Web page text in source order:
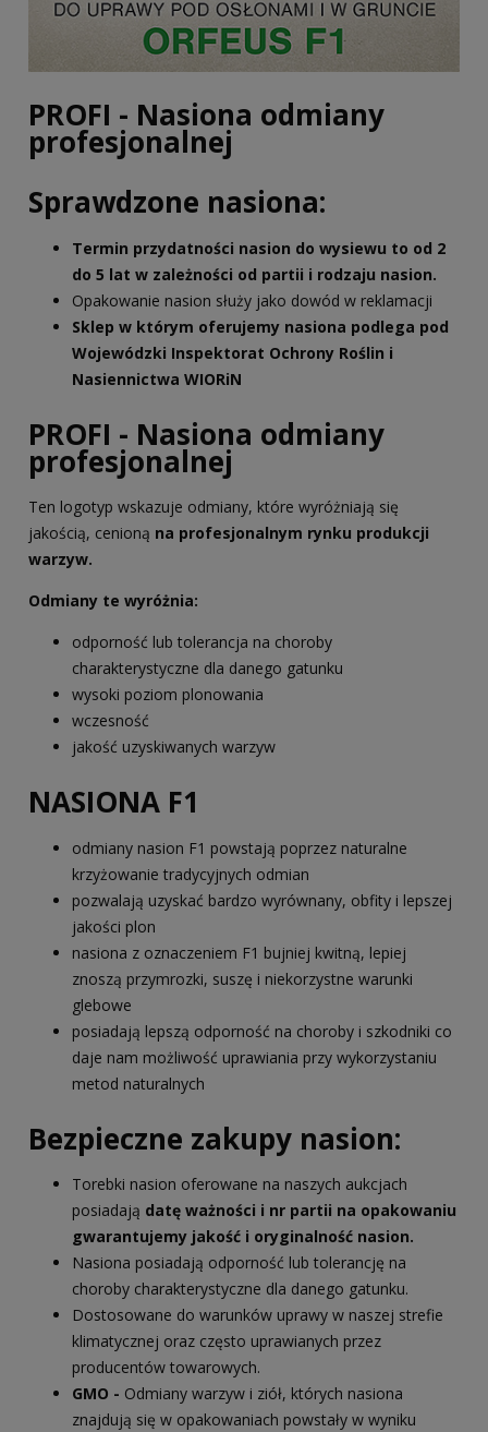
PROFI - Nasiona odmiany
profesjonalnej
Sprawdzone nasiona:
Termin przydatności nasion do wysiewu to od 2
do 5 lat w zależności od partii i rodzaju nasion.
Opakowanie nasion służy jako dowód w reklamacji
Sklep w którym oferujemy nasiona podlega pod
Wojewódzki Inspektorat Ochrony Roślin i
Nasiennictwa WIORiN
PROFI - Nasiona odmiany
profesjonalnej
Ten logotyp wskazuje odmiany, które wyróżniają się
jakością, cenioną na profesjonalnym rynku produkcji
warzyw.
Odmiany te wyróżnia:
odporność lub tolerancja na choroby
charakterystyczne dla danego gatunku
wysoki poziom plonowania
wczesność
jakość uzyskiwanych warzyw
NASIONA F1
odmiany nasion F1 powstają poprzez naturalne
krzyżowanie tradycyjnych odmian
pozwalają uzyskać bardzo wyrównany, obfity i lepszej
jakości plon
nasiona z oznaczeniem F1 bujniej kwitną, lepiej
znoszą przymrozki, suszę i niekorzystne warunki
glebowe
posiadają lepszą odporność na choroby i szkodniki co
daje nam możliwość uprawiania przy wykorzystaniu
metod naturalnych
Bezpieczne zakupy nasion:
Torebki nasion oferowane na naszych aukcjach
posiadają datę ważności i nr partii na opakowaniu
gwarantujemy jakość i oryginalność nasion.
Nasiona posiadają odporność lub tolerancję na
choroby charakterystyczne dla danego gatunku.
Dostosowane do warunków uprawy w naszej strefie
klimatycznej oraz często uprawianych przez
producentów towarowych.
GMO - Odmiany warzyw i ziół, których nasiona
znajdują się w opakowaniach powstały w wyniku